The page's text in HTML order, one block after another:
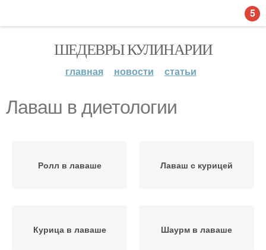
ШЕДЕВРЫ КУЛИНАРИИ
главная новости статьи
Лаваш в диетологии
Ролл в лаваше Лаваш с курицей
Курица в лаваше Шаурм в лаваше
5